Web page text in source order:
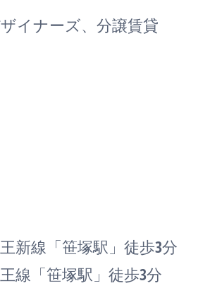
イナーズ、分譲賃貸
新線「笹塚駅」徒歩3分
線「笹塚駅」徒歩3分